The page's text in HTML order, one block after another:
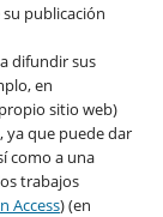
publicación
difundir sus
en
sitio web)
ya que puede dar
como a una
trabajos
Access) (en